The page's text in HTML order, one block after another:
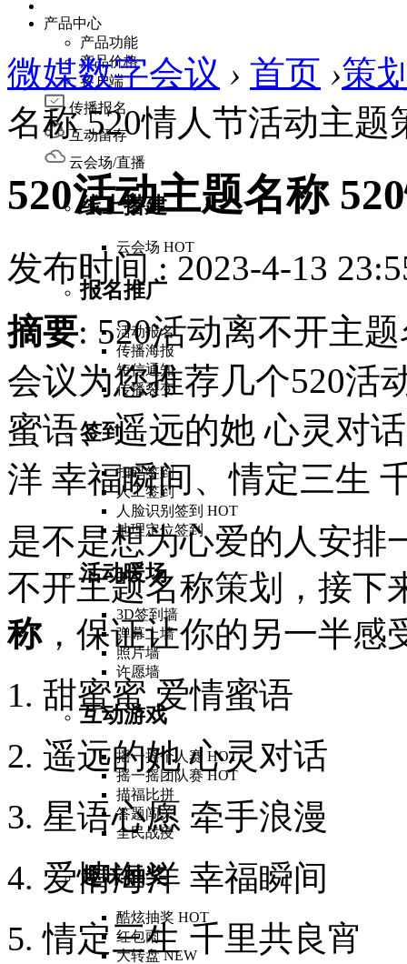
产品中心
产品功能
产品价格
客户端
传播报名
互动留存
云会场/直播
线上搭建
云会场 HOT
报名推广
活动报名
传播海报
短信通知
传播裂变
签到
扫码签到
人工签到
人脸识别签到 HOT
地理定位签到
活动暖场
3D签到墙
弹幕上墙
照片墙
许愿墙
互动游戏
摇一摇个人赛 HOT
摇一摇团队赛HOT
描福比拼
答题闯关
全民战疫
趣味抽奖
酷炫抽奖 HOT
红包雨
大转盘NEW
微媒数字会议 › 首页 ›策
名称 520情人节活动主题
520活动主题名称
发布时间 : 2023-4-13
摘要: 520活动离不开主
会议为您推荐几个520活
蜜语、遥远的她 心灵对
洋 幸福瞬间、情定三生
是不是想为心爱的人安排
不开主题名称策划，接下
称，保证让你的另一半感
1. 甜蜜蜜 爱情蜜语
2. 遥远的她 心灵对话
3. 星语心愿 牵手浪漫
4. 爱情海洋 幸福瞬间
5. 情定三生 千里共良宵